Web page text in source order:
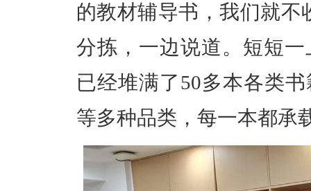
的教材辅导书，我们就不
分拣，一边说道。短短
已经堆满了50多本各类
等多种品类，每一本都承